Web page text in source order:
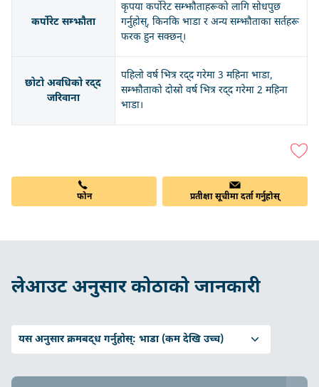
कर्पोरेट सम्झौता
कृपया कर्पोरेट सम्झौताहरूको लागि सोधपुछ
गर्नुहोस्, किनकि भाडा र अन्य सम्झौताका सर्तहरू
फरक हुन सक्छन्।
छोटो अवधिको रद्द
जरिवाना
पहिलो वर्ष भित्र रद्द गरेमा 3 महिना भाडा,
सम्झौताको दोस्रो वर्ष भित्र रद्द गरेमा 2 महिना
भाडा।
फोन प्रतीक्षा सूचीमा दर्ता गर्नुहोस्
लेआउट अनुसार कोठाको जानकारी
यस अनुसार क्रमबद्ध गर्नुहोस्: भाडा (कम देखि उच्च)